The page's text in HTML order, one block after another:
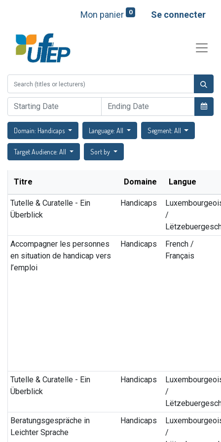
Mon panier 0 Se connecter
Domain: Handicaps Language: All Segment: All
Target Audience: All Sort by
Titre Domaine Langue
Tutelle & Curatelle - Ein
Überblick
Handicaps
/
Accompagner les personnes
en situation de handicap vers
l’emploi
Handicaps
French /
Français
Tutelle & Curatelle - Ein
Überblick
Handicaps
/
Beratungsgespräche in
Leichter Sprache
Handicaps
/